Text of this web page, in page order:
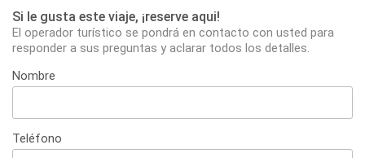
Si le gusta este viaje, ¡reserve aqui!
El operador turístico se pondrá en contacto con usted para
responder a sus preguntas y aclarar todos los detalles.
Nombre
Teléfono